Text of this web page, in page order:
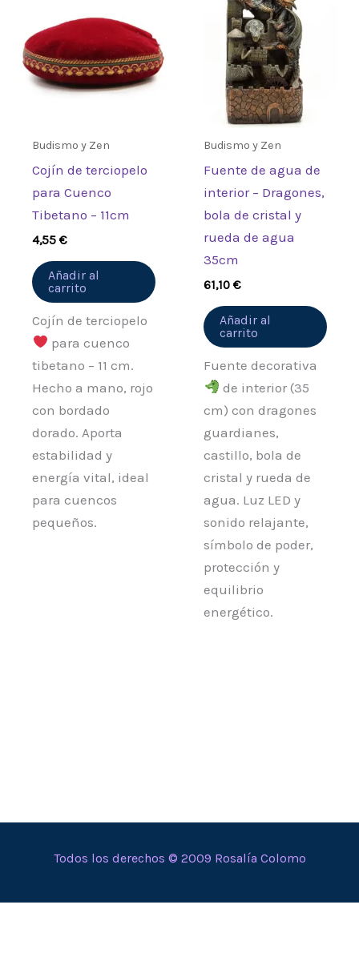
Budismo y Zen
Cojín de terciopelo
para Cuenco
Tibetano – 11cm
4,55€
Añadir al
carrito
Cojín de terciopelo
para cuenco
tibetano – 11 cm.
Hecho a mano, rojo
con bordado
dorado. Aporta
estabilidad y
energía vital, ideal
para cuencos
pequeños.
Budismo y Zen
Fuente de agua de
interior – Dragones,
bola de cristal y
rueda de agua
35cm
61,10€
Añadir al
carrito
Fuente decorativa
de interior (35
cm) con dragones
guardianes,
castillo, bola de
cristal y rueda de
agua. Luz LED y
sonido relajante,
símbolo de poder,
protección y
equilibrio
energético.
Todos los derechos © 2009 Rosalía Colomo